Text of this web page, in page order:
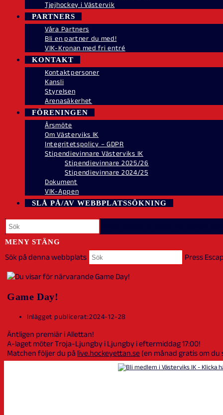
Tjejhockey i Västervik
PARTNERS
Våra Partners
Bli en partner du med!
VIK-Kronan med fri entré
KONTAKT
Kontaktpersoner
Kansli
Styrelsen
Arenasäkerhet
FÖRENINGEN
Årsmöte
Om Västerviks IK
Integritetspolicy – GDPR
Stipendievinnare Västerviks IK
Stipendievinnare 2025/26
Stipendievinnare 2024/25
Dokument
VIK-Appen
SLÅ PÅ/AV WEBBPLATSSÖKNING
MENY STÄNG
Sök på denna webbplats Press
Game Day!
Inlägget publicerat:2024-12-28
Äntligen premiär i Allettan!
A-laget möter Troja-Ljungby i Ljungby i eftermiddag 17:00!
Matchen följer du på live.hockeyettan.se (en månad gratis om